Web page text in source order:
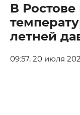
В Ростове
летней
09:57, 20 июля 2021